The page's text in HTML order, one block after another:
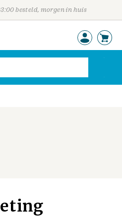
besteld, morgen in huis